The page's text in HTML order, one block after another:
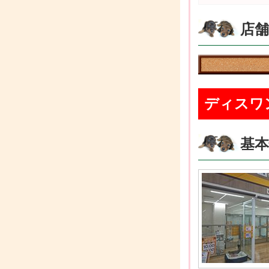
店
ディスワ
基